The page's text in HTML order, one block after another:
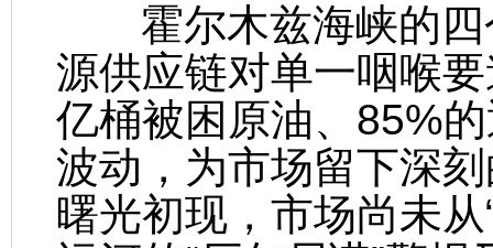
霍尔木兹海峡的四
源供应链对单一咽喉
亿桶被困原油、85%
波动，为市场留下深
曙光初现，市场尚未